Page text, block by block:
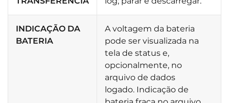
INDICAÇÃO DA
BATERIA
A voltagem da bateria
pode ser visualizada na
tela de status e,
opcionalmente, no
arquivo de dados
logado. Indicação de